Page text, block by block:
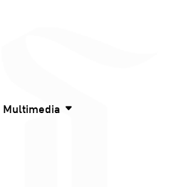
Multimedia